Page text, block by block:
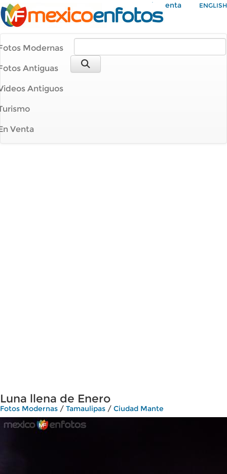
Mi Cuenta ENGLISH
Modernas
Antiguas
Antiguos
Venta
Luna llena de Enero
Fotos Modernas / Tamaulipas / Ciudad Mante